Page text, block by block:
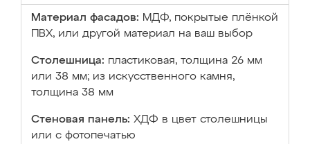
Материал фасадов: МДФ, покрытые плёнкой
ПВХ, или другой материал на ваш выбор
Столешница: пластиковая, толщина 26 мм
или 38 мм; из искусственного камня,
толщина 38 мм
Стеновая панель: ХДФ в цвет столешницы
или с фотопечатью